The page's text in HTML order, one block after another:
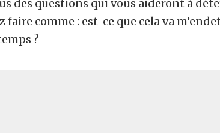
des questions qui vous aideront à
faire comme : est-ce que cela va
?